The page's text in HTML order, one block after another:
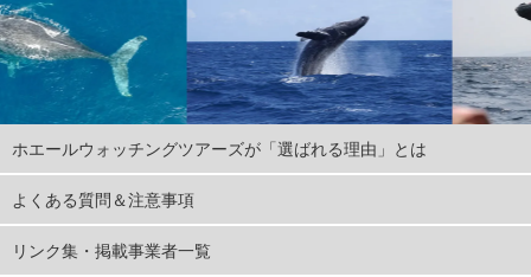
ホエールウォッチングツアーズが「選ばれる理由」とは
よくある質問＆注意事項
リンク集・掲載事業者一覧